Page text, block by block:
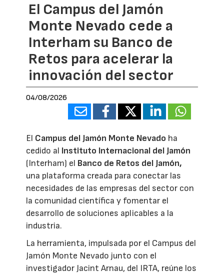
El Campus del Jamón
Monte Nevado cede a
Interham su Banco de
Retos para acelerar la
innovación del sector
04/08/2026
El Campus del Jamón Monte Nevado ha
cedido al Instituto Internacional del Jamón
(Interham) el Banco de Retos del Jamón,
una plataforma creada para conectar las
necesidades de las empresas del sector con
la comunidad científica y fomentar el
desarrollo de soluciones aplicables a la
industria.
La herramienta, impulsada por el Campus del
Jamón Monte Nevado junto con el
investigador Jacint Arnau, del IRTA, reúne los